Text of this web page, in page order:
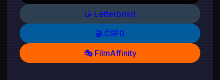
📝 Letterboxd
🎬 ČSFD
🎭 FilmAffinity